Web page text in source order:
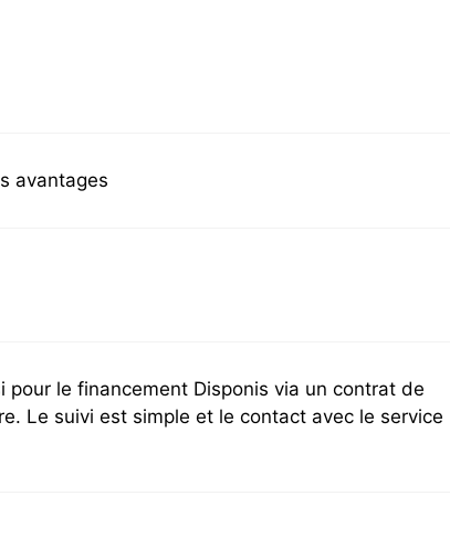
avantages
pour le financement Disponis via un contrat de
Le suivi est simple et le contact avec le service